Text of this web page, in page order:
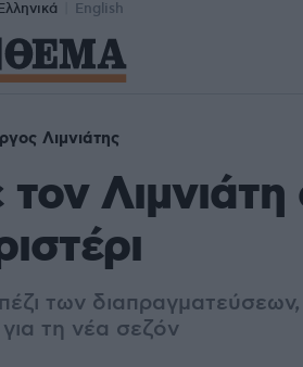
English
Λιμνιάτης
των
τη νέα σεζόν